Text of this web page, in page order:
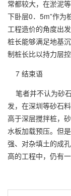
常都较大，在淤泥
下卧层0．5m”作为
工程造价的角度出
桩长能够满足地基
制桩长比以持力层
7 结束语
笔者并不认为砂
发，在深圳等砂石
高于深层搅拌桩，
水板加载预压。但
强、对杂填土的成
高的工程中，仍有一